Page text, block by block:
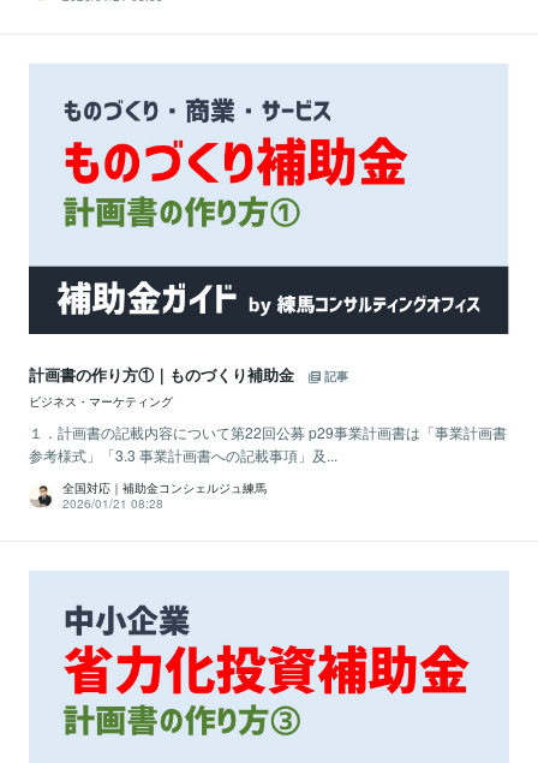
計画書の作り方①｜ものづくり補助金
記事
ビジネス・マーケティング
１．計画書の記載内容について第22回公募 p29事業計画書は「事業計画書
参考様式」「3.3 事業計画書への記載事項」及...
全国対応｜補助金コンシェルジュ練馬
2026/01/21 08:28